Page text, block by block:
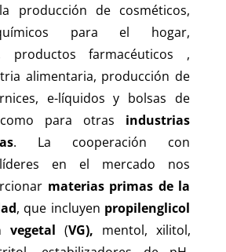
producción de cosméticos,
para el hogar,
productos farmacéuticos ,
alimentaria, producción de
e-líquidos y bolsas de
para otras industrias
. La cooperación con
líderes en el mercado nos
materias primas de la
, que incluyen propilenglicol
vegetal (VG), mentol, xilitol,